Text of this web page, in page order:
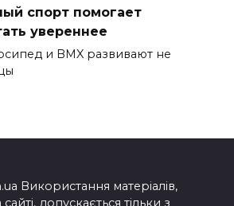
спорт помогает
увереннее
и BMX развивают не
Використання матеріалів,
допускається тільки з